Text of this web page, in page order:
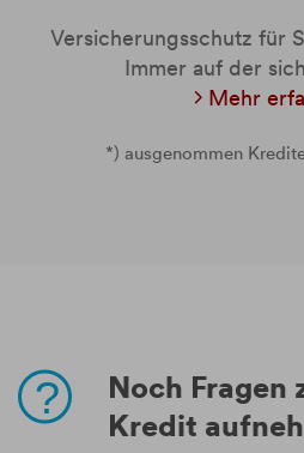
Versicherungsschutz für
Immer auf der
Mehr
*) ausgenommen
Noch Fragen
Kredit